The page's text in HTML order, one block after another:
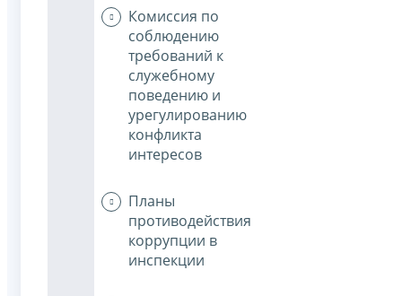
Комиссия по
соблюдению
требований к
служебному
поведению и
урегулированию
конфликта
интересов
Планы
противодействия
коррупции в
инспекции